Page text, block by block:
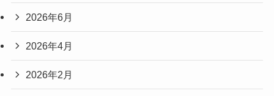
2026年6月
2026年4月
2026年2月